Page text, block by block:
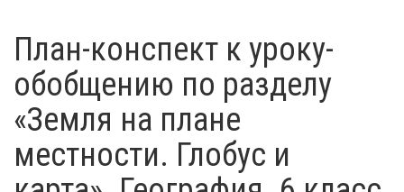
План-конспект к уроку-
обобщению по разделу
«Земля на плане
местности. Глобус и